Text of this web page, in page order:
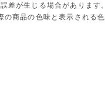
差が生じる場合がありま
商品の色味と表示される